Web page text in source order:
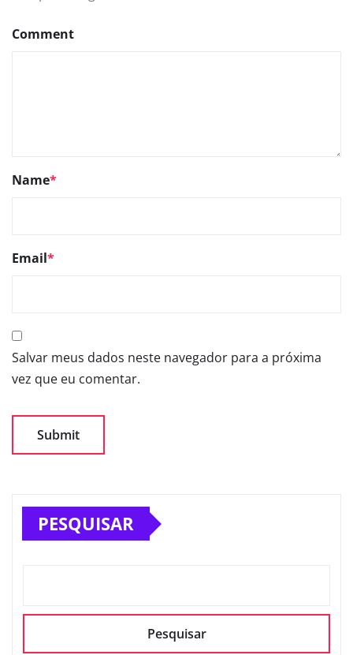
Comment
Name*
Email*
Salvar meus dados neste navegador para a próxima
vez que eu comentar.
PESQUISAR
Pesquisar